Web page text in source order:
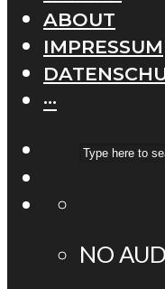
ABOUT
IMPRESSUM
···
NO